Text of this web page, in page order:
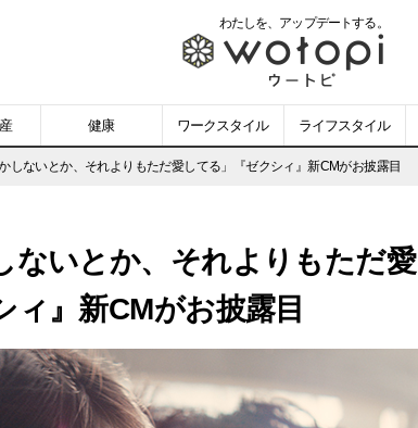
わたしを、 アップデートする。
wotopi
-
ウ
ト
ピ
健康 ワークスタイル ライフスタイル
かしないとか、それよりもただ愛してる」『ゼクシィ』新CMがお披露目
ないとか、それよりもただ愛
ィ』新CMがお披露目